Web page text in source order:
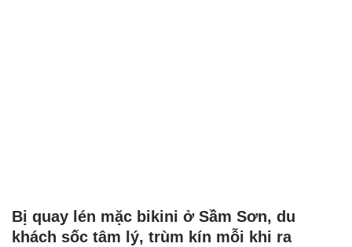
Bị quay lén mặc bikini ở Sầm Sơn, du
khách sốc tâm lý, trùm kín mỗi khi ra